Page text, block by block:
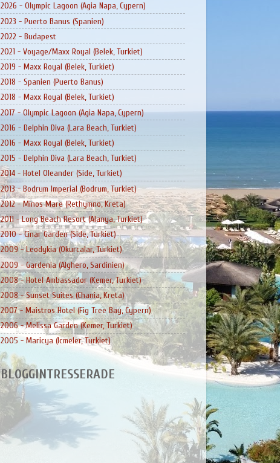
2026 - Olympic Lagoon (Agia Napa, Cypern)
2023 - Puerto Banus (Spanien)
2022 - Budapest
2021 - Voyage/Maxx Royal (Belek, Turkiet)
2019 - Maxx Royal (Belek, Turkiet)
2018 - Spanien (Puerto Banus)
2018 - Maxx Royal (Belek, Turkiet)
2017 - Olympic Lagoon (Agia Napa, Cypern)
2016 - Delphin Diva (Lara Beach, Turkiet)
2016 - Maxx Royal (Belek, Turkiet)
2015 - Delphin Diva (Lara Beach, Turkiet)
2014 - Hotel Oleander (Side, Turkiet)
2013 - Bodrum Imperial (Bodrum, Turkiet)
2012 - Minos Mare (Rethymno, Kreta)
2011 - Long Beach Resort (Alanya, Turkiet)
2010 - Cinar Garden (Side, Turkiet)
2009 - Leodykia (Okurcalar, Turkiet)
2009 - Gardenia (Alghero, Sardinien)
2008 - Hotel Ambassador (Kemer, Turkiet)
2008 - Sunset Suites (Chania, Kreta)
2007 - Maistros Hotel (Fig Tree Bay, Cypern)
2006 - Melissa Garden (Kemer, Turkiet)
2005 - Maricya (Icmeler, Turkiet)
BLOGGINTRESSERADE